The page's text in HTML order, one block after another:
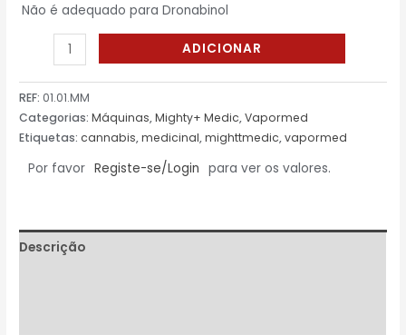
Não é adequado para Dronabinol
ADICIONAR
REF: 01.01.MM
Categorias:Máquinas,Mighty+ Medic,Vapormed
Etiquetas:cannabis,medicinal,mighttmedic,vapormed
Por favor Registe-se/Login para ver os valores.
Descrição